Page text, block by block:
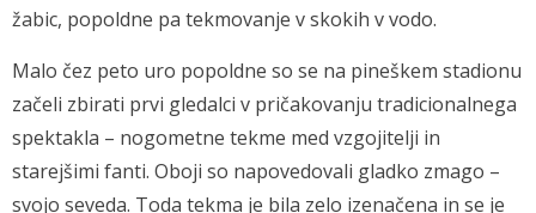
žabic, popoldne pa tekmovanje v skokih v vodo.
Malo čez peto uro popoldne so se na pineškem stadionu
začeli zbirati prvi gledalci v pričakovanju tradicionalnega
spektakla – nogometne tekme med vzgojitelji in
starejšimi fanti. Oboji so napovedovali gladko zmago –
svojo seveda. Toda tekma je bila zelo izenačena in se je